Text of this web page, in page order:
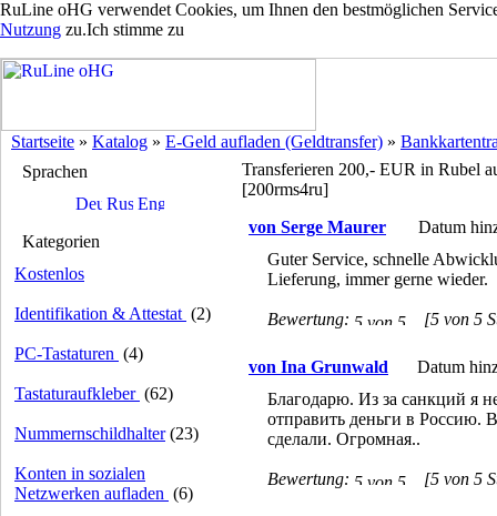
RuLine oHG verwendet Cookies, um Ihnen den bestmöglichen
Nutzung zu.Ich stimme zu
Startseite » Katalog » E-Geld aufladen (Geldtransfer) »
Sprachen
Kategorien
Kostenlos
Identifikation & Attestat (2)
PC-Tastaturen (4)
Tastaturaufkleber (62)
Nummernschildhalter(23)
Konten in sozialen
Netzwerken aufladen (6)
Transferieren 200,- EUR in Rubel
[200rms4ru]
von Serge Maurer
Datum
Guter Service, schnelle
Lieferung, immer gerne wieder.
Bewertung: [5 von 5
von Ina Grunwald
Datum
Благодарю. Из за санкций я
отправить деньги в Россию.
сделали. Огромная..
Bewertung: [5 von 5